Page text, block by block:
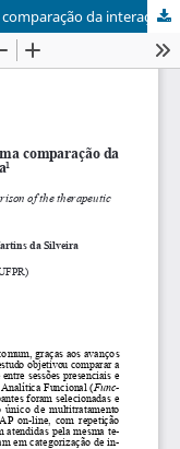
Sessões de FAP presencial e on-line: uma comparação da interação terapêutica